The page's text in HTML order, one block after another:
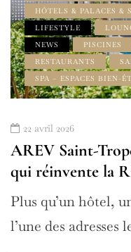
HÔTELS & PALACES &
LIFESTYLE
NEWS
PISCINES
RESTAURANTS
SPA – ESPACES BIEN-
22 avril 2026
AREV Saint-
qui réinvente la
Plus qu’un hôtel,
l’une des adresses